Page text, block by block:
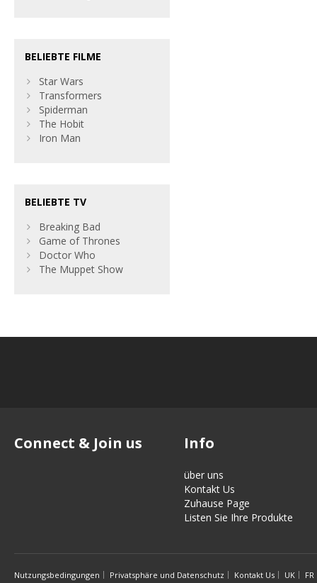
BELIEBTE FILME
Star Wars
Transformers
Spiderman
The Hobit
Iron Man
BELIEBTE TV
Breaking Bad
Game of Thrones
Doctor Who
The Muppet Show
Connect & Join us Info
über uns
Kontakt Us
Zuhause Page
Listen Sie Ihre Produkte
Nutzungsbedingungen Privatsphäre und Datenschutz Kontakt Us UK
FR